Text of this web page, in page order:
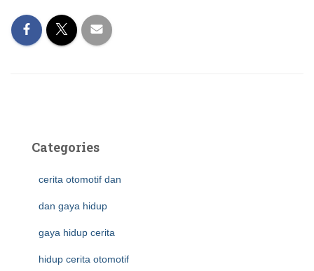
Categories
cerita otomotif dan
dan gaya hidup
gaya hidup cerita
hidup cerita otomotif